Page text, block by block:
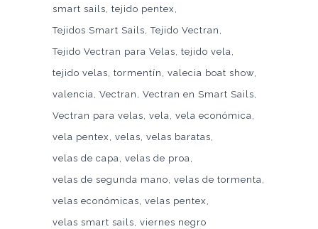
smart sails tejido pentex
Tejidos Smart Sails Tejido Vectran
Tejido Vectran para Velas tejido vela
tejido velas tormentín
valecia boat show
valencia Vectran
Vectran en Smart Sails
Vectran para velas vela vela económica
vela pentex
velas velas baratas
velas de capa velas de proa
velas de segunda mano velas de tormenta
velas económicas velas pentex
velas smart sails viernes negro